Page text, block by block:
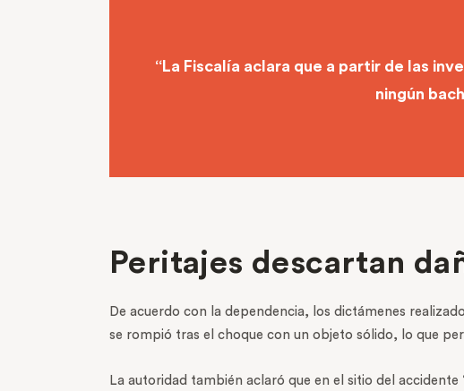
“La Fiscalía aclara que a partir de las
ningún
Peritajes descartan
De acuerdo con la dependencia, los dictámenes
se rompió tras el choque con un objeto sólido, lo que
La autoridad también aclaró que en el sitio del